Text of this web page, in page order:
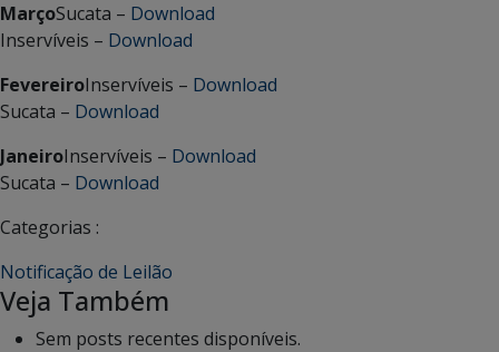
MarçoSucata – Download
Inservíveis – Download
FevereiroInservíveis – Download
Sucata – Download
JaneiroInservíveis – Download
Sucata – Download
Categorias :
Notificação de Leilão
Veja Também
Sem posts recentes disponíveis.